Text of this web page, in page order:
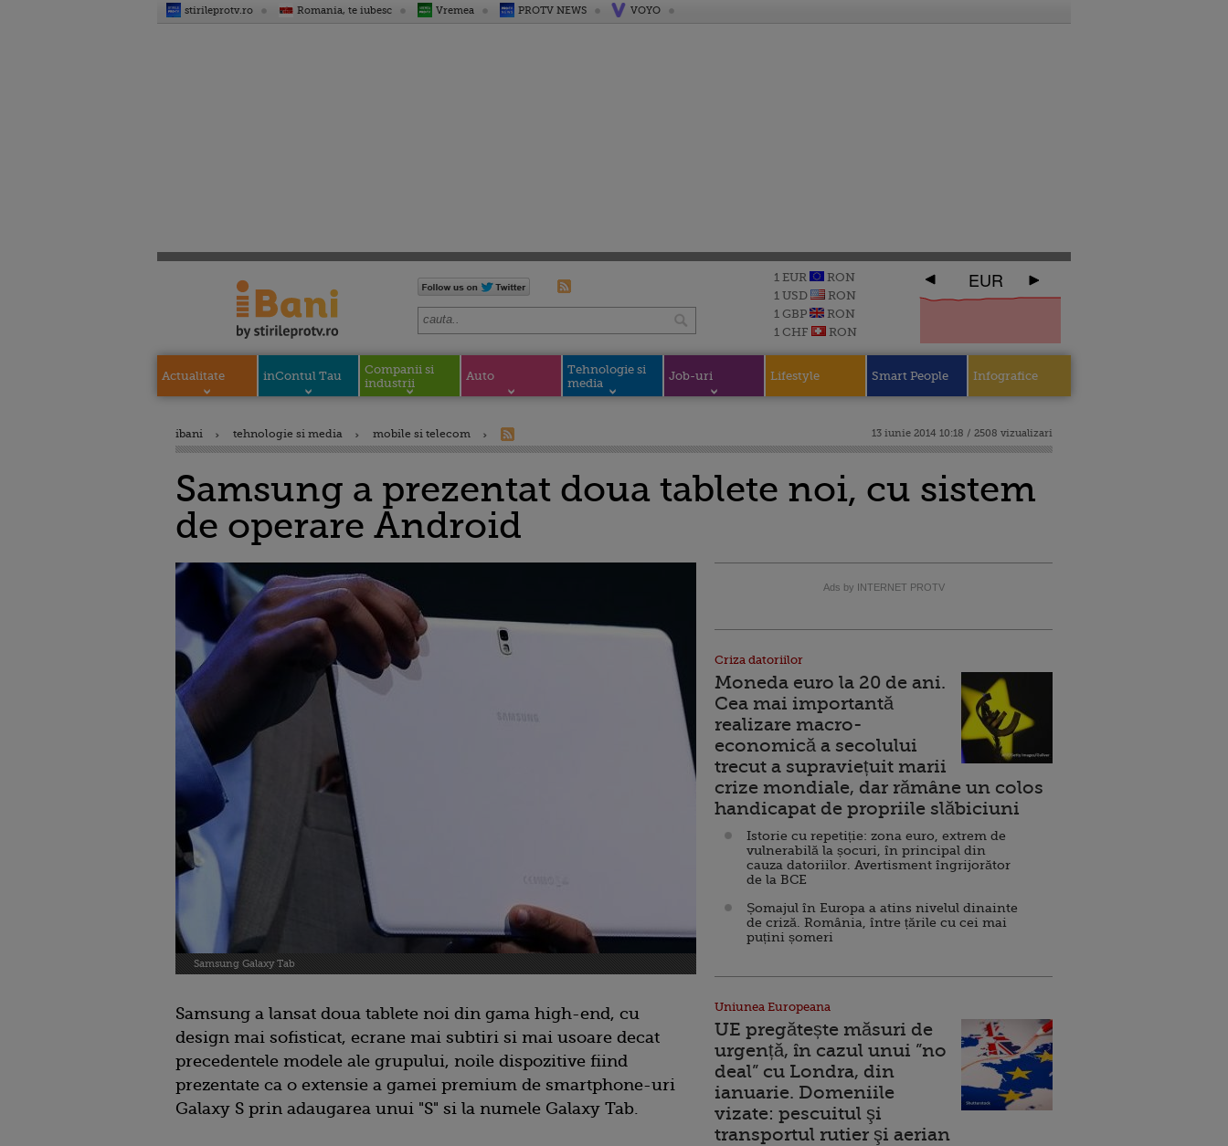
stirileprotv.ro Romania, te iubesc Vremea PROTV NEWS VOYO
1 EUR
RON
1 USD
RON
1 GBP
RON
1 CHF
RON
EUR
Actualitate inContul Tau
Companii si
industrii
Auto
Tehnologie si
media
Job-uri Lifestyle Smart People Infografice
ibani tehnologie si media mobile si telecom 13 iunie 2014 10:18 / 2508 vizualizari
Samsung a prezentat doua tablete noi, cu sistem
de operare Android
Samsung Galaxy Tab
Samsung a lansat doua tablete noi din gama high-end, cu
design mai sofisticat, ecrane mai subtiri si mai usoare decat
precedentele modele ale grupului, noile dispozitive fiind
prezentate ca o extensie a gamei premium de smartphone-uri
Galaxy S prin adaugarea unui "S" si la numele Galaxy Tab.
Ads by INTERNET PROTV
Criza datoriilor
Moneda euro la 20 de ani.
Cea mai importantă
realizare macro-
economică a secolului
trecut a supraviețuit marii
crize mondiale, dar rămâne un colos
handicapat de propriile slăbiciuni
Istorie cu repetiție: zona euro, extrem de
vulnerabilă la șocuri, în principal din
cauza datoriilor. Avertisment îngrijorător
de la BCE
Șomajul în Europa a atins nivelul dinainte
de criză. România, între țările cu cei mai
puțini șomeri
Uniunea Europeana
UE pregătește măsuri de
urgență, în cazul unui ”no
deal” cu Londra, din
ianuarie. Domeniile
vizate: pescuitul şi
transportul rutier şi aerian